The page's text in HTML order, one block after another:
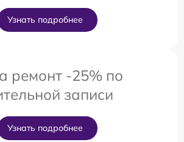
Узнать подробнее
ремонт -25% по
записи
Узнать подробнее